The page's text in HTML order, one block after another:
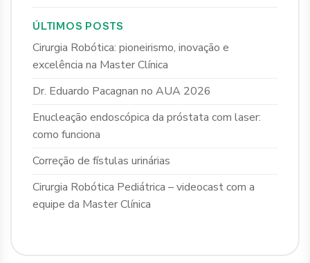
ÚLTIMOS POSTS
Cirurgia Robótica: pioneirismo, inovação e
excelência na Master Clínica
Dr. Eduardo Pacagnan no AUA 2026
Enucleação endoscópica da próstata com laser:
como funciona
Correção de fístulas urinárias
Cirurgia Robótica Pediátrica – videocast com a
equipe da Master Clínica